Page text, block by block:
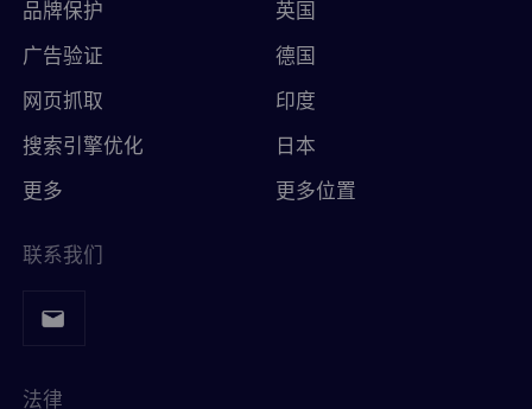
品牌保护
广告验证
网页抓取
搜索引擎优化
更多
英国
德国
印度
日本
更多位置
联系我们
法律